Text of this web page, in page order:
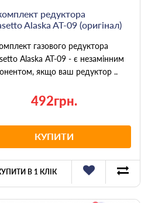
редуктора
Alaska AT-09 (оригінал)
газового редуктора
Alaska AT-09 - є незамінним
якщо ваш редуктор ..
492грн.
КУПИТИ
В 1 КЛІК